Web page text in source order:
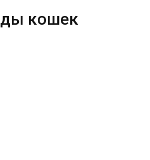
кошек